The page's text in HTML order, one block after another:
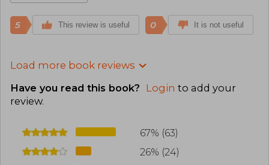
5 This review is useful 0 It is not useful
Load more book reviews
Have you read this book? Login to add your
review.
67% (63)
26% (24)